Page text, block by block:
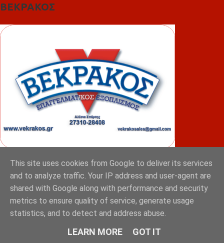
ΒΕΚΡΑΚΟΣ
ΦΟΥΝΤΑΣ
This site uses cookies from Google to deliver its services
and to analyze traffic. Your IP address and user-agent are
shared with Google along with performance and security
metrics to ensure quality of service, generate usage
statistics, and to detect and address abuse.
LEARN MORE GOT IT